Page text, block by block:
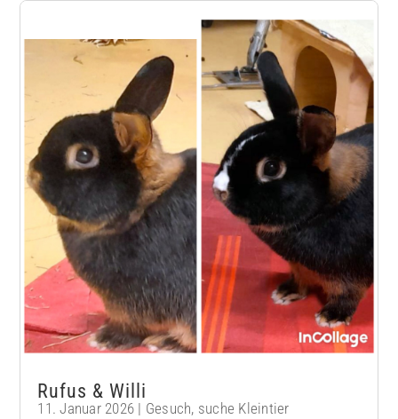
Rufus & Willi
11. Januar 2026 | Gesuch, suche Kleintier